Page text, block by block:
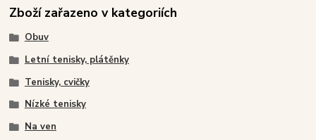
Zboží zařazeno v kategoriích
Obuv
Letní tenisky, plátěnky
Tenisky, cvičky
Nízké tenisky
Na ven